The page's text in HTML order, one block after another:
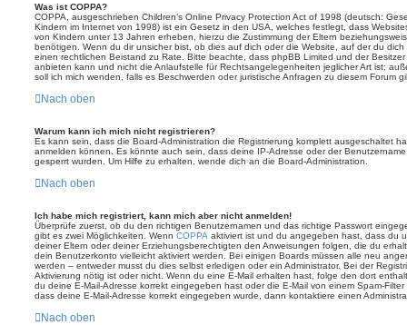
Was ist COPPA?
COPPA, ausgeschrieben Children’s Online Privacy Protection Act of 1998 (deutsch:
Kindern im Internet von 1998) ist ein Gesetz in den USA, welches festlegt, dass
von Kindern unter 13 Jahren erheben, hierzu die Zustimmung der Eltern
benötigen. Wenn du dir unsicher bist, ob dies auf dich oder die Website, auf der du
einen rechtlichen Beistand zu Rate. Bitte beachte, dass phpBB Limited und der
anbieten kann und nicht die Anlaufstelle für Rechtsangelegenheiten jeglicher Art ist;
soll ich mich wenden, falls es Beschwerden oder juristische Anfragen zu diesem Forum
Nach oben
Warum kann ich mich nicht registrieren?
Es kann sein, dass die Board-Administration die Registrierung komplett ausgeschaltet
anmelden können. Es könnte auch sein, dass deine IP-Adresse oder der
gesperrt wurden. Um Hilfe zu erhalten, wende dich an die Board-Administration.
Nach oben
Ich habe mich registriert, kann mich aber nicht anmelden!
Überprüfe zuerst, ob du den richtigen Benutzernamen und das richtige Passwort
gibt es zwei Möglichkeiten. Wenn COPPA aktiviert ist und du angegeben hast, dass du
deiner Eltern oder deiner Erziehungsberechtigten den Anweisungen folgen, die du
dein Benutzerkonto vielleicht aktiviert werden. Bei einigen Boards müssen alle neu
werden – entweder musst du dies selbst erledigen oder ein Administrator. Bei der
Aktivierung nötig ist oder nicht. Wenn du eine E-Mail erhalten hast, folge den dort
du deine E-Mail-Adresse korrekt eingegeben hast oder die E-Mail von einem Spam-
dass deine E-Mail-Adresse korrekt eingegeben wurde, dann kontaktiere einen
Nach oben